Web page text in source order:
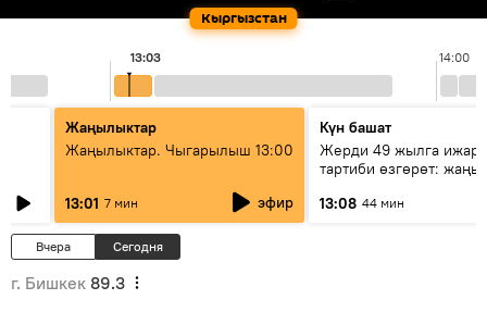
Кыргызстан
14:00
13:03
Жаңылыктар
Жаңылыктар. Чыгарылыш 13:00
13:01 7 мин эфир
Күн башат
Жерди 49 жылга
тартиби өзгөрөт: жаңы
13:08 44 мин
Вчера Сегодня
г. Бишкек 89.3